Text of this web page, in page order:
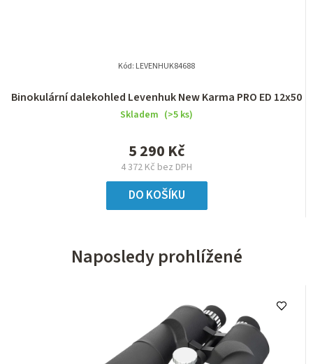
Binokulární dalekohled Levenhuk New Karma PRO ED 12x50
Skladem (>5 ks)
4 372 Kč bez DPH
5 290 Kč
DO KOŠÍKU
Kód: LEVENHUK84688
Naposledy prohlížené